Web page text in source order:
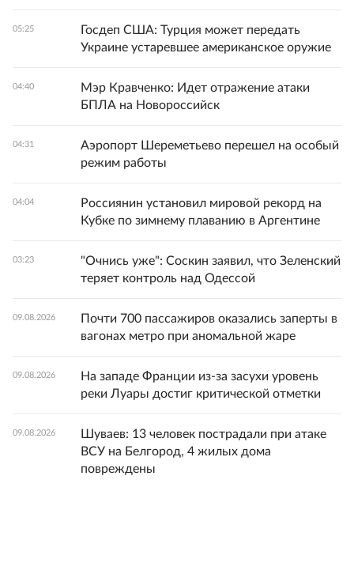
05:25
Госдеп США: Турция может передать
Украине устаревшее американское оружие
04:40
Мэр Кравченко: Идет отражение атаки
БПЛА на Новороссийск
04:31
Аэропорт Шереметьево перешел на особый
режим работы
04:04
Россиянин установил мировой рекорд на
Кубке по зимнему плаванию в Аргентине
03:23
"Очнись уже": Соскин заявил, что Зеленский
теряет контроль над Одессой
09.08.2026
Почти 700 пассажиров оказались заперты в
вагонах метро при аномальной жаре
09.08.2026
На западе Франции из-за засухи уровень
реки Луары достиг критической отметки
09.08.2026
Шуваев: 13 человек пострадали при атаке
ВСУ на Белгород, 4 жилых дома
повреждены